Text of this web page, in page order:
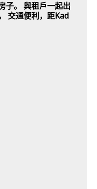
子。 與租戶一起出
交通便利，距Kad